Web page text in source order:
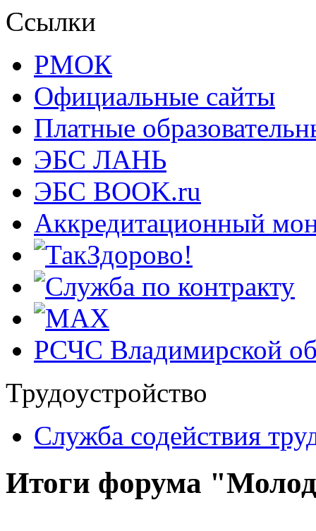
Ссылки
РМОК
Официальные сайты
Платные
ЭБС ЛАНЬ
ЭБС BOOK.ru
Аккредитационный
РСЧС Владимирской
Трудоустройство
Cлужба содействия
Итоги форума